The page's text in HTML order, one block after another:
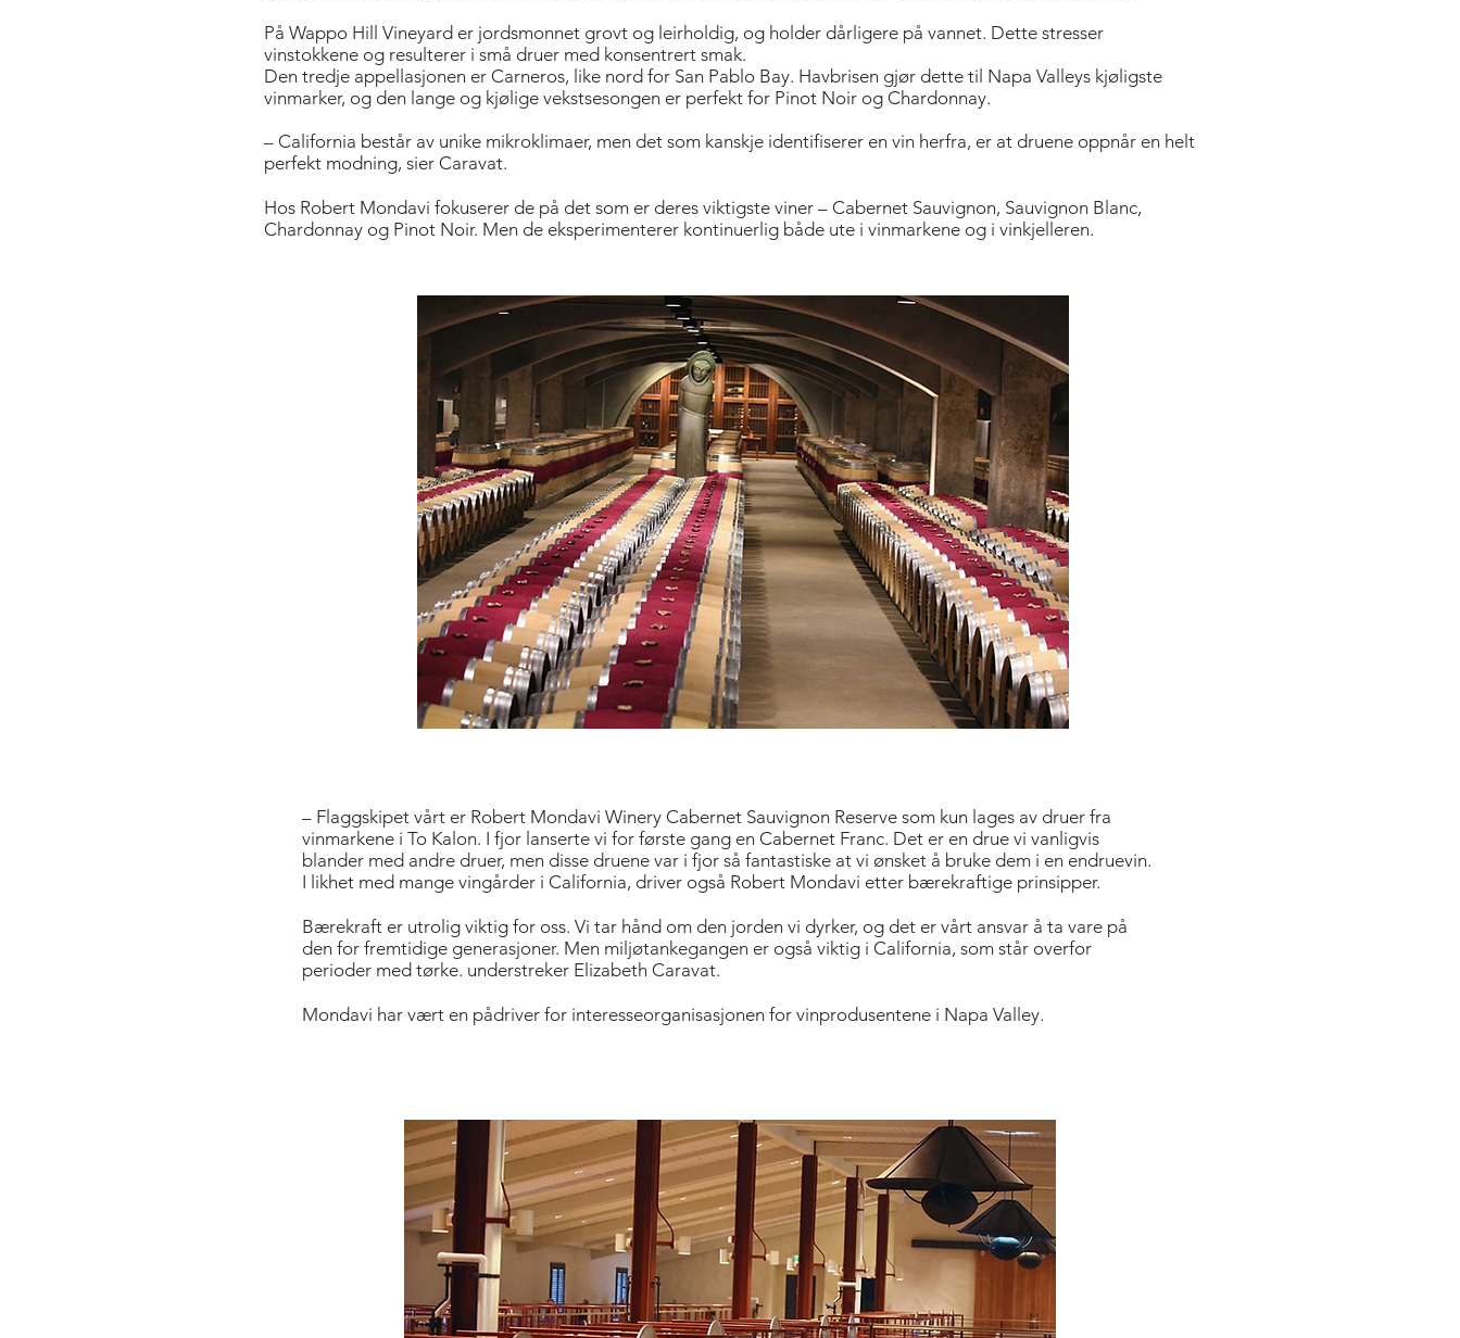
På Wappo Hill Vineyard er jordsmonnet grovt og leirholdig, og holder dårligere på vannet. Dette stresser
vinstokkene og resulterer i små druer med konsentrert smak.
Den tredje appellasjonen er Carneros, like nord for San Pablo Bay. Havbrisen gjør dette til Napa Valleys kjøligste
vinmarker, og den lange og kjølige vekstsesongen er perfekt for Pinot Noir og Chardonnay.
– California består av unike mikroklimaer, men det som kanskje identifiserer en vin herfra, er at druene oppnår en helt
perfekt modning, sier Caravat.
Hos Robert Mondavi fokuserer de på det som er deres viktigste viner – Cabernet Sauvignon, Sauvignon Blanc,
Chardonnay og Pinot Noir. Men de eksperimenterer kontinuerlig både ute i vinmarkene og i vinkjelleren.
– Flaggskipet vårt er Robert Mondavi Winery Cabernet Sauvignon Reserve som kun lages av druer fra
vinmarkene i To Kalon. I fjor lanserte vi for første gang en Cabernet Franc. Det er en drue vi vanligvis
blander med andre druer, men disse druene var i fjor så fantastiske at vi ønsket å bruke dem i en endruevin.
I likhet med mange vingårder i California, driver også Robert Mondavi etter bærekraftige prinsipper.
Bærekraft er utrolig viktig for oss. Vi tar hånd om den jorden vi dyrker, og det er vårt ansvar å ta vare på
den for fremtidige generasjoner. Men miljøtankegangen er også viktig i California, som står overfor
perioder med tørke. understreker Elizabeth Caravat.
Mondavi har vært en pådriver for interesseorganisasjonen for vinprodusentene i Napa Valley.